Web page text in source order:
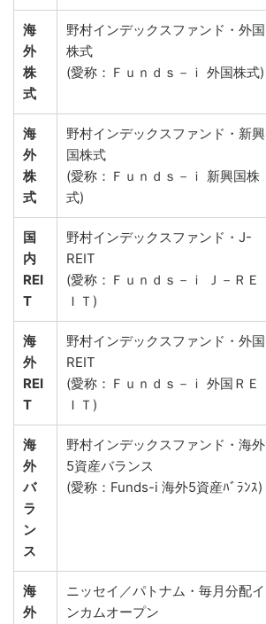
海
外
株
式
野村インデックスファンド・外国
株式
(愛称：Ｆｕｎｄｓ－ｉ 外国株式)
海
外
株
式
野村インデックスファンド・新興
国株式
(愛称：Ｆｕｎｄｓ－ｉ 新興国株
式)
国
内
REI
T
野村インデックスファンド・J-
REIT
(愛称：Ｆｕｎｄｓ－ｉ Ｊ－ＲＥ
ＩＴ)
海
外
REI
T
野村インデックスファンド・外国
REIT
(愛称：Ｆｕｎｄｓ－ｉ 外国ＲＥ
ＩＴ)
海
外
バ
ラ
ン
ス
野村インデックスファンド・海外
5資産バランス
(愛称：Funds-i 海外5資産ﾊﾞﾗﾝｽ)
海
外
ニッセイ／パトナム・毎月分配イ
ンカムオープン